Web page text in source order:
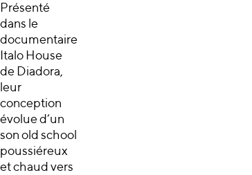
Présenté
dans le
documentaire
Italo House
de Diadora,
leur
conception
évolue d’un
son old school
poussiéreux
et chaud vers